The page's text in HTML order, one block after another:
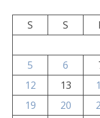
S
S
5
6
12
13
19
20